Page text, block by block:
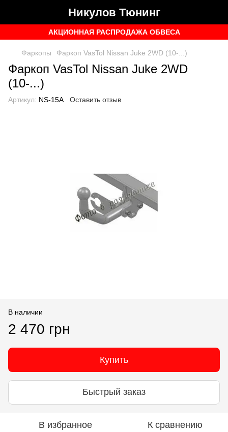
Никулов Тюнинг
АКЦИОННАЯ РАСПРОДАЖА ОБВЕСА
Фаркопы Фаркоп VasTol Nissan Juke 2WD (10-...)
Фаркоп VasTol Nissan Juke 2WD
(10-...)
Артикул: NS-15A Оставить отзыв
В наличии
2 470 грн
Купить
Быстрый заказ
В избранное К сравнению